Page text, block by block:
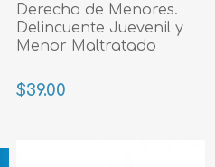
Derecho de Menores.
Delincuente Juevenil y
Menor Maltratado
$39.00